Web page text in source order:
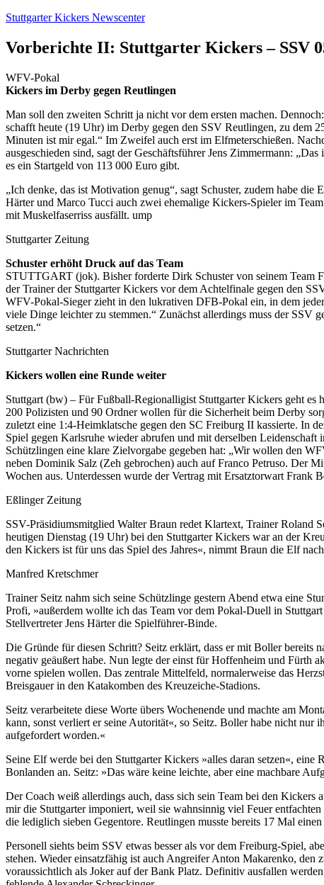
Zum
springen
Stuttgarter Kickers Newscenter
Vorberichte II: Stuttgarter Kickers – SSV
WFV-Pokal
Kickers im Derby gegen Reutlingen
Man soll den zweiten Schritt ja nicht vor dem ersten machen.
schafft heute (19 Uhr) im Derby gegen den SSV Reutlingen, zu dem
Minuten ist mir egal.“ Im Zweifel auch erst im Elfmeterschießen.
ausgeschieden sind, sagt der Geschäftsführer Jens Zimmermann:
es ein Startgeld von 113 000 Euro gibt.
„Ich denke, das ist Motivation genug“, sagt Schuster, zudem habe
Härter und Marco Tucci auch zwei ehemalige Kickers-Spieler im
mit Muskelfaserriss ausfällt. ump
Stuttgarter Zeitung
Schuster erhöht Druck auf das Team
STUTTGART (jok). Bisher forderte Dirk Schuster von seinem Team
der Trainer der Stuttgarter Kickers vor dem Achtelfinale gegen den
WFV-Pokal-Sieger zieht in den lukrativen DFB-Pokal ein, in dem
viele Dinge leichter zu stemmen.“ Zunächst allerdings muss der SSV
setzen.“
Stuttgarter Nachrichten
Kickers wollen eine Runde weiter
Stuttgart (bw) – Für Fußball-Regionalligist Stuttgarter Kickers geht
200 Polizisten und 90 Ordner wollen für die Sicherheit beim Derby
zuletzt eine 1:4-Heimklatsche gegen den SC Freiburg II kassierte. In
Spiel gegen Karlsruhe wieder abrufen und mit derselben
Schützlingen eine klare Zielvorgabe gegeben hat: „Wir wollen den
neben Dominik Salz (Zeh gebrochen) auch auf Franco Petruso. Der
Wochen aus. Unterdessen wurde der Vertrag mit Ersatztorwart Frank
Eßlinger Zeitung
SSV-Präsidiumsmitglied Walter Braun redet Klartext, Trainer Roland
heutigen Dienstag (19 Uhr) bei den Stuttgarter Kickers war an der
den Kickers ist für uns das Spiel des Jahres«, nimmt Braun die Elf
Manfred Kretschmer
Trainer Seitz nahm sich seine Schützlinge gestern Abend etwa eine
Profi, »außerdem wollte ich das Team vor dem Pokal-Duell in
Stellvertreter Jens Härter die Spielführer-Binde.
Die Gründe für diesen Schritt? Seitz erklärt, dass er mit Boller bereits
negativ geäußert habe. Nun legte der einst für Hoffenheim und Fürth
vorne spielen wollen. Das zentrale Mittelfeld, normalerweise das
Breisgauer in den Katakomben des Kreuzeiche-Stadions.
Seitz verarbeitete diese Worte übers Wochenende und machte am
kann, sonst verliert er seine Autorität«, so Seitz. Boller habe nicht nur
aufgefordert worden.«
Seine Elf werde bei den Stuttgarter Kickers »alles daran setzen«,
Bonlanden an. Seitz: »Das wäre keine leichte, aber eine machbare
Der Coach weiß allerdings auch, dass sich sein Team bei den
mir die Stuttgarter imponiert, weil sie wahnsinnig viel Feuer
die lediglich sieben Gegentore. Reutlingen musste bereits 17 Mal
Personell siehts beim SSV etwas besser als vor dem Freiburg-Spiel,
stehen. Wieder einsatzfähig ist auch Angreifer Anton Makarenko,
voraussichtlich als Joker auf der Bank Platz. Definitiv ausfallen